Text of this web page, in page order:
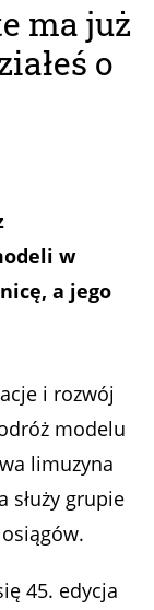
ma już
o
w
a jego
i rozwój
modelu
limuzyna
służy grupie
45. edycja